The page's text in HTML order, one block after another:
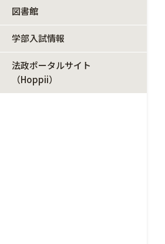
図書館
学部入試情報
法政ポータルサイト
（Hoppii）